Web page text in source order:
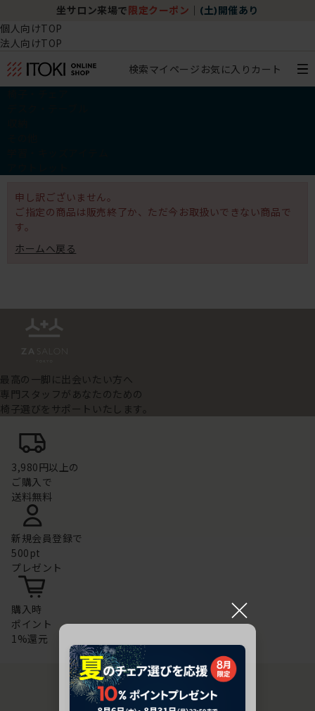
坐サロン来場で 限定クーポン (土)開催あり
個人向けTOP
法人向けTOP
検索マイページ お気に入り カート
申し訳ございません。
ご指定の商品は販売終了か、ただ今お取扱いできない商品で
す。
ホームへ戻る
最高の一脚に出会いたい方へ
専門スタッフがあなたのための
椅子選びをサポートいたします。
3,980円以上の
ご購入で
送料無料
新規会員登録で
500pt
プレゼント
購入時
ポイント
1%還元
お問い合わせ
×